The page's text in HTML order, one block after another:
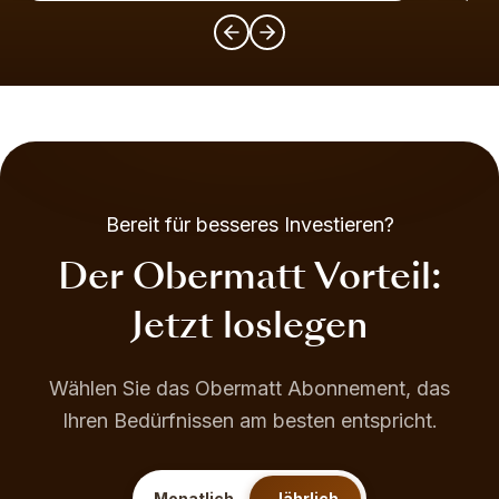
Bereit für besseres Investieren?
Der Obermatt Vorteil:
Jetzt loslegen
Wählen Sie das Obermatt Abonnement, das
Ihren Bedürfnissen am besten entspricht.